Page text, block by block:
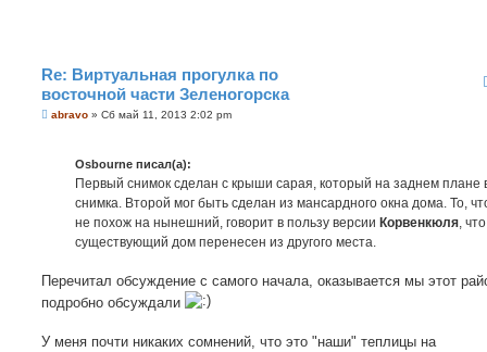
Re: Виртуальная прогулка по
восточной части Зеленогорска
Сabravo » Сб май 11, 2013 2:02 pm
Osbourne писал(а):
Первый снимок сделан с крыши сарая, который на заднем плане
снимка. Второй мог быть сделан из мансардного окна дома. То,
не похож на нынешний, говорит в пользу версии Корвенкюля , что
существующий дом перенесен из другого места.
Перечитал обсуждение с самого начала, оказывается мы этот
подробно обсуждали
У меня почти никаких сомнений, что это "наши" теплицы на